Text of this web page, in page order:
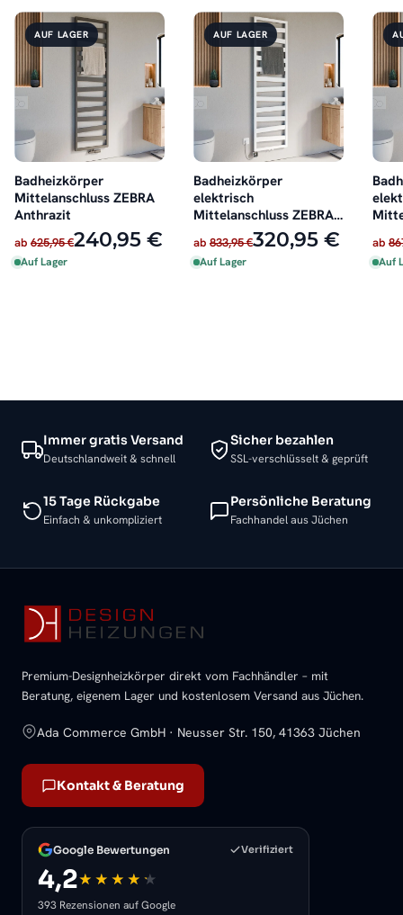
AUF LAGER
Badheizkörper
Mittelanschluss ZEBRA
Anthrazit
ab 625,95 €240,95 €
Auf Lager
AUF LAGER
Badheizkörper
elektrisch
Mittelanschluss ZEBRA
Weiß inkl. Heizstab
ab 833,95 €320,95 €
Auf Lager
ab
Auf
Immer gratis Versand
Deutschlandweit & schnell
Sicher bezahlen
SSL-verschlüsselt & geprüft
15 Tage Rückgabe
Einfach & unkompliziert
Persönliche Beratung
Fachhandel aus Jüchen
Premium-Designheizkörper direkt vom Fachhändler – mit
Beratung, eigenem Lager und kostenlosem Versand aus Jüchen.
Ada Commerce GmbH · Neusser Str. 150, 41363 Jüchen
Kontakt & Beratung
Google Bewertungen Verifiziert
4,2
393 Rezensionen auf Google